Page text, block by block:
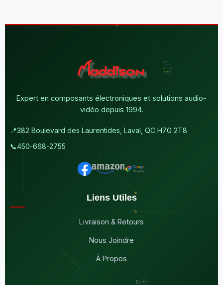
Expert en composants électroniques et solutions audio-
vidéo depuis 1994.
📍382 Boulevard des Laurentides, Laval, QC H7G 2T8
📞450-668-2755
Liens Utiles
Livraison & Retours
Nous Joindre
À Propos